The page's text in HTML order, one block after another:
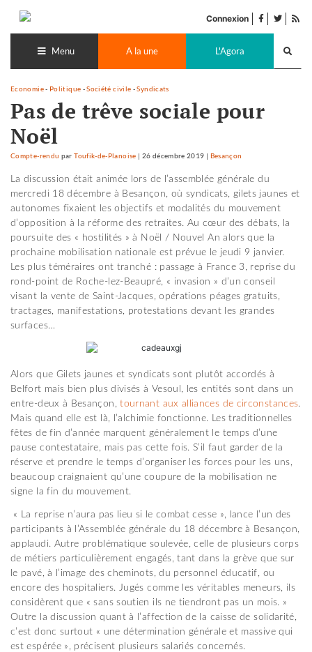
contenu
Connexion facebook
twitter
Menu A la une L'Agora
Economie- Politique -Société civile -Syndicats
Pas de trêve sociale pour
Noël
Compte-rendu parToufik-de-Planoise | 26 décembre 2019 | Besançon
La discussion était animée lors de l’assemblée générale du
mercredi 18 décembre à Besançon, où syndicats, gilets jaunes et
autonomes fixaient les objectifs et modalités du mouvement
d’opposition à la réforme des retraites. Au cœur des débats, la
poursuite des « hostilités » à Noël / Nouvel An alors que la
prochaine mobilisation nationale est prévue le jeudi 9 janvier.
Les plus téméraires ont tranché : passage à France 3, reprise du
rond-point de Roche-lez-Beaupré, « invasion » d’un conseil
visant la vente de Saint-Jacques, opérations péages gratuits,
tractages, manifestations, protestations devant les grandes
surfaces…
Alors que Gilets jaunes et syndicats sont plutôt accordés à
Belfort mais bien plus divisés à Vesoul, les entités sont dans un
entre-deux à Besançon,tournant aux alliances de circonstances.
Mais quand elle est là, l’alchimie fonctionne. Les traditionnelles
fêtes de fin d’année marquent généralement le temps d’une
pause contestataire, mais pas cette fois. S’il faut garder de la
réserve et prendre le temps d’organiser les forces pour les uns,
beaucoup craignaient qu’une coupure de la mobilisation ne
signe la fin du mouvement.
« La reprise n’aura pas lieu si le combat cesse », lance l’un des
participants à l’Assemblée générale du 18 décembre à Besançon,
applaudi. Autre problématique soulevée, celle de plusieurs corps
de métiers particulièrement engagés, tant dans la grève que sur
le pavé, à l’image des cheminots, du personnel éducatif, ou
encore des hospitaliers. Jugés comme les véritables meneurs, ils
considèrent que « sans soutien ils ne tiendront pas un mois. »
Outre la discussion quant à l’affection de la caisse de solidarité,
c’est donc surtout « une détermination générale et massive qui
est espérée », précisent plusieurs salariés concernés.